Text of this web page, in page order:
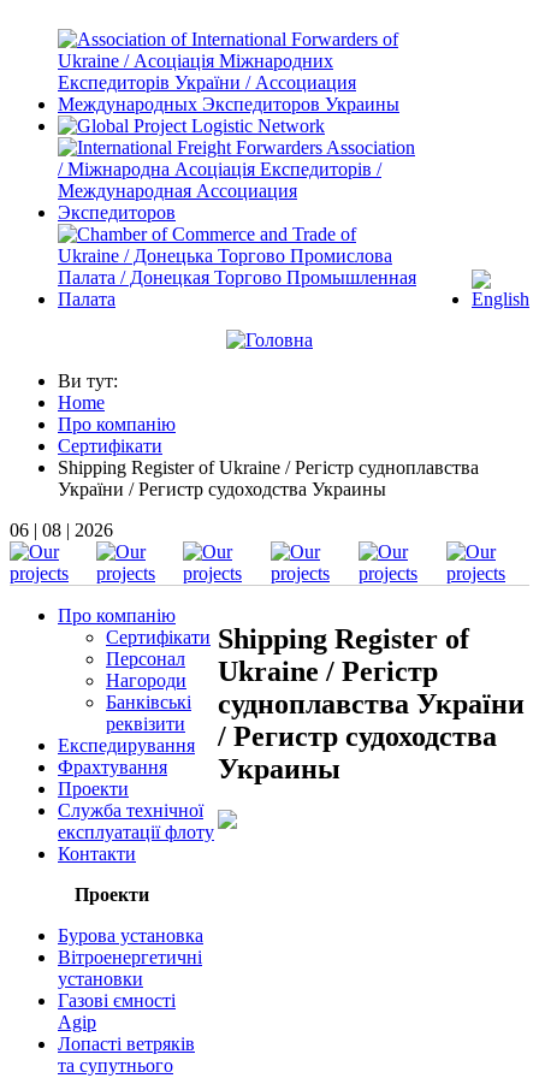
Ви тут:
Home
Про компанію
Сертифікати
Shipping Register of Ukraine / Регістр судноплавства
України / Регистр судоходства Украины
06 | 08 | 2026
Про компанію
Сертифікати
Персонал
Нагороди
Банківські
реквізити
Експедирування
Фрахтування
Проекти
Служба технічної
експлуатації флоту
Контакти
Проекти
Бурова установка
Вітроенергетичні
установки
Газові ємності
Agip
Лопасті ветряків
та супутнього
Shipping Register of
Ukraine / Регістр
судноплавства України
/ Регистр судоходства
Украины